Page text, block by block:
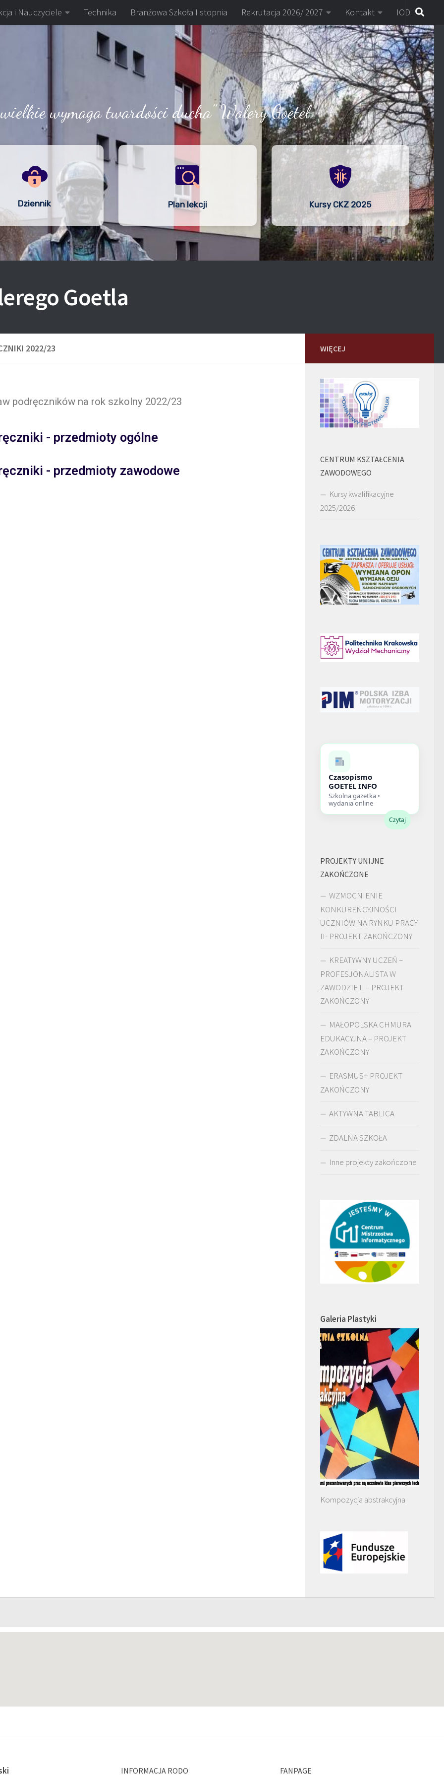
i Nauczyciele Technika Branżowa Szkoła I stopnia Rekrutacja 2026/ 2027 Kontakt IOD
wymaga twardości ducha" Walery Goetel
Dziennik Plan lekcji Kursy CKZ 2025
Goetla
2022/23
podręczników na rok szkolny 2022/23
- przedmioty ogólne
- przedmioty zawodowe
WIĘCEJ
CENTRUM KSZTAŁCENIA
ZAWODOWEGO
Kursy kwalifikacyjne
2025/2026
Czasopismo
GOETEL INFO
Szkolna gazetka •
wydania online
Czytaj
PROJEKTY UNIJNE
ZAKOŃCZONE
WZMOCNIENIE
KONKURENCYJNOŚCI
UCZNIÓW NA RYNKU PRACY
II- PROJEKT ZAKOŃCZONY
KREATYWNY UCZEŃ –
PROFESJONALISTA W
ZAWODZIE II – PROJEKT
ZAKOŃCZONY
MAŁOPOLSKA CHMURA
EDUKACYJNA – PROJEKT
ZAKOŃCZONY
ERASMUS+ PROJEKT
ZAKOŃCZONY
AKTYWNA TABLICA
ZDALNA SZKOŁA
Inne projekty zakończone
Galeria Plastyki
Kompozycja abstrakcyjna
INFORMACJA RODO FANPAGE